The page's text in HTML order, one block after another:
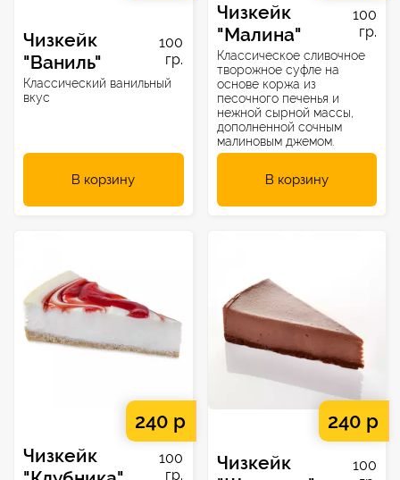
Чизкейк
"Ваниль"
100
гр.
Классический ванильный
вкус
В корзину
Чизкейк
"Малина"
100
гр.
Классическое сливочное
творожное суфле на
основе коржа из
песочного печенья и
нежной сырной массы,
дополненной сочным
малиновым джемом.
В корзину
240 р
Чизкейк
100
гр.
240 р
Чизкейк
100